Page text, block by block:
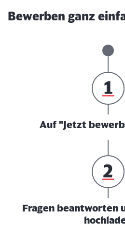
Bewerben ganz
Auf "Jetzt
Fragen beantworten